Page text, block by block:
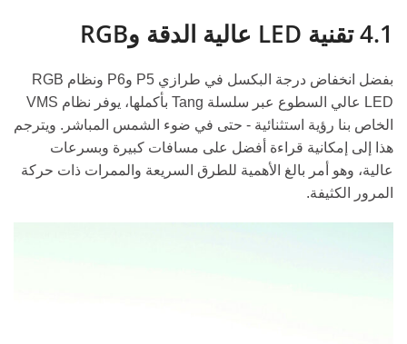
4.1 تقنية LED عالية الدقة وRGB
بفضل انخفاض درجة البكسل في طرازي P5 وP6 ونظام RGB
LED عالي السطوع عبر سلسلة Tang بأكملها، يوفر نظام VMS
الخاص بنا رؤية استثنائية - حتى في ضوء الشمس المباشر. ويترجم
هذا إلى إمكانية قراءة أفضل على مسافات كبيرة وبسرعات
عالية، وهو أمر بالغ الأهمية للطرق السريعة والممرات ذات حركة
المرور الكثيفة.